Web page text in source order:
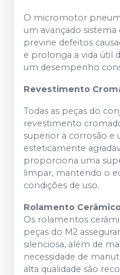
O micromotor
um avançado
previne defeitos
e prolonga a vida útil
um desempenho
Revestimento
Todas as peças do
revestimento
superior à corrosão e
esteticamente
proporciona uma
limpar, mantendo o
condições de uso.
Rolamento
Os rolamentos
peças do M2
silenciosa, além de
necessidade de
alta qualidade são